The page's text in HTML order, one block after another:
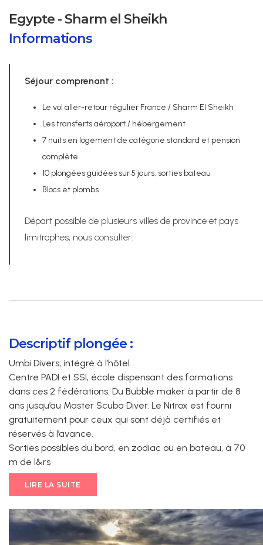
Egypte - Sharm el Sheikh
Informations
Séjour comprenant :
Le vol aller-retour régulier France / Sharm El Sheikh
Les transferts aéroport / hébergement
7 nuits en logement de catégorie standard et pension
complète
10 plongées guidées sur 5 jours, sorties bateau
Blocs et plombs
Départ possible de plusieurs villes de province et pays
limitrophes, nous consulter.
Descriptif plongée :
Umbi Divers, intégré à l’hôtel.
Centre PADI et SSI, école dispensant des formations
dans ces 2 fédérations. Du Bubble maker à partir de 8
ans jusqu’au Master Scuba Diver. Le Nitrox est fourni
gratuitement pour ceux qui sont déjà certifiés et
réservés à l’avance.
Sorties possibles du bord, en zodiac ou en bateau, à 70
m de l&rs
LIRE LA SUITE